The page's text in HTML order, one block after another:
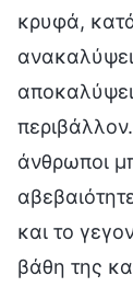
κρυφά,
άνθρωποι
και το
βάθη της